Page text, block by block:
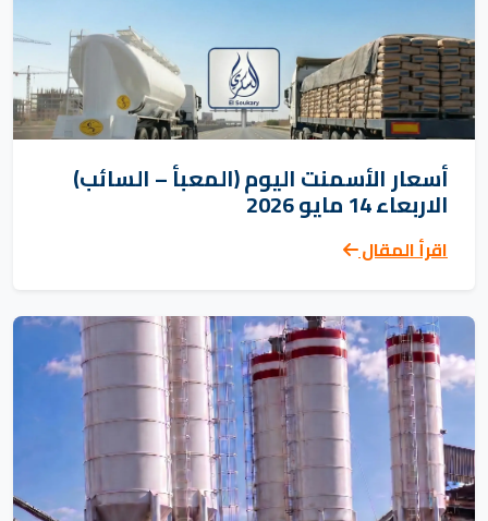
أسعار الأسمنت اليوم (المعبأ – السائب)
الاربعاء 14 مايو 2026
اقرأ المقال